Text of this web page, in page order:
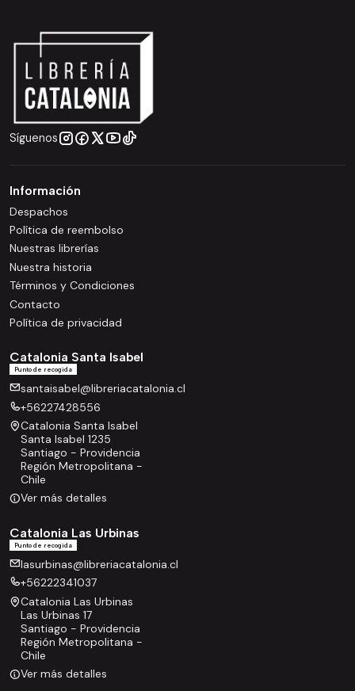
Síguenos
Información
Despachos
Política de reembolso
Nuestras librerías
Nuestra historia
Términos y Condiciones
Contacto
Política de privacidad
Catalonia Santa Isabel
Punto de recogida
santaisabel@libreriacatalonia.cl
+56227428556
Catalonia Santa Isabel
Santa Isabel 1235
Santiago - Providencia
Región Metropolitana -
Chile
Ver más detalles
Catalonia Las Urbinas
Punto de recogida
lasurbinas@libreriacatalonia.cl
+56222341037
Catalonia Las Urbinas
Las Urbinas 17
Santiago - Providencia
Región Metropolitana -
Chile
Ver más detalles